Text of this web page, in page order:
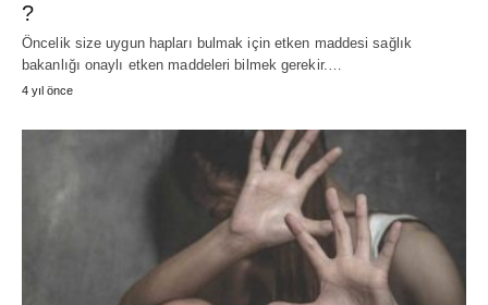
?
Öncelik size uygun hapları bulmak için etken maddesi sağlık
bakanlığı onaylı etken maddeleri bilmek gerekir.…
4 yıl önce